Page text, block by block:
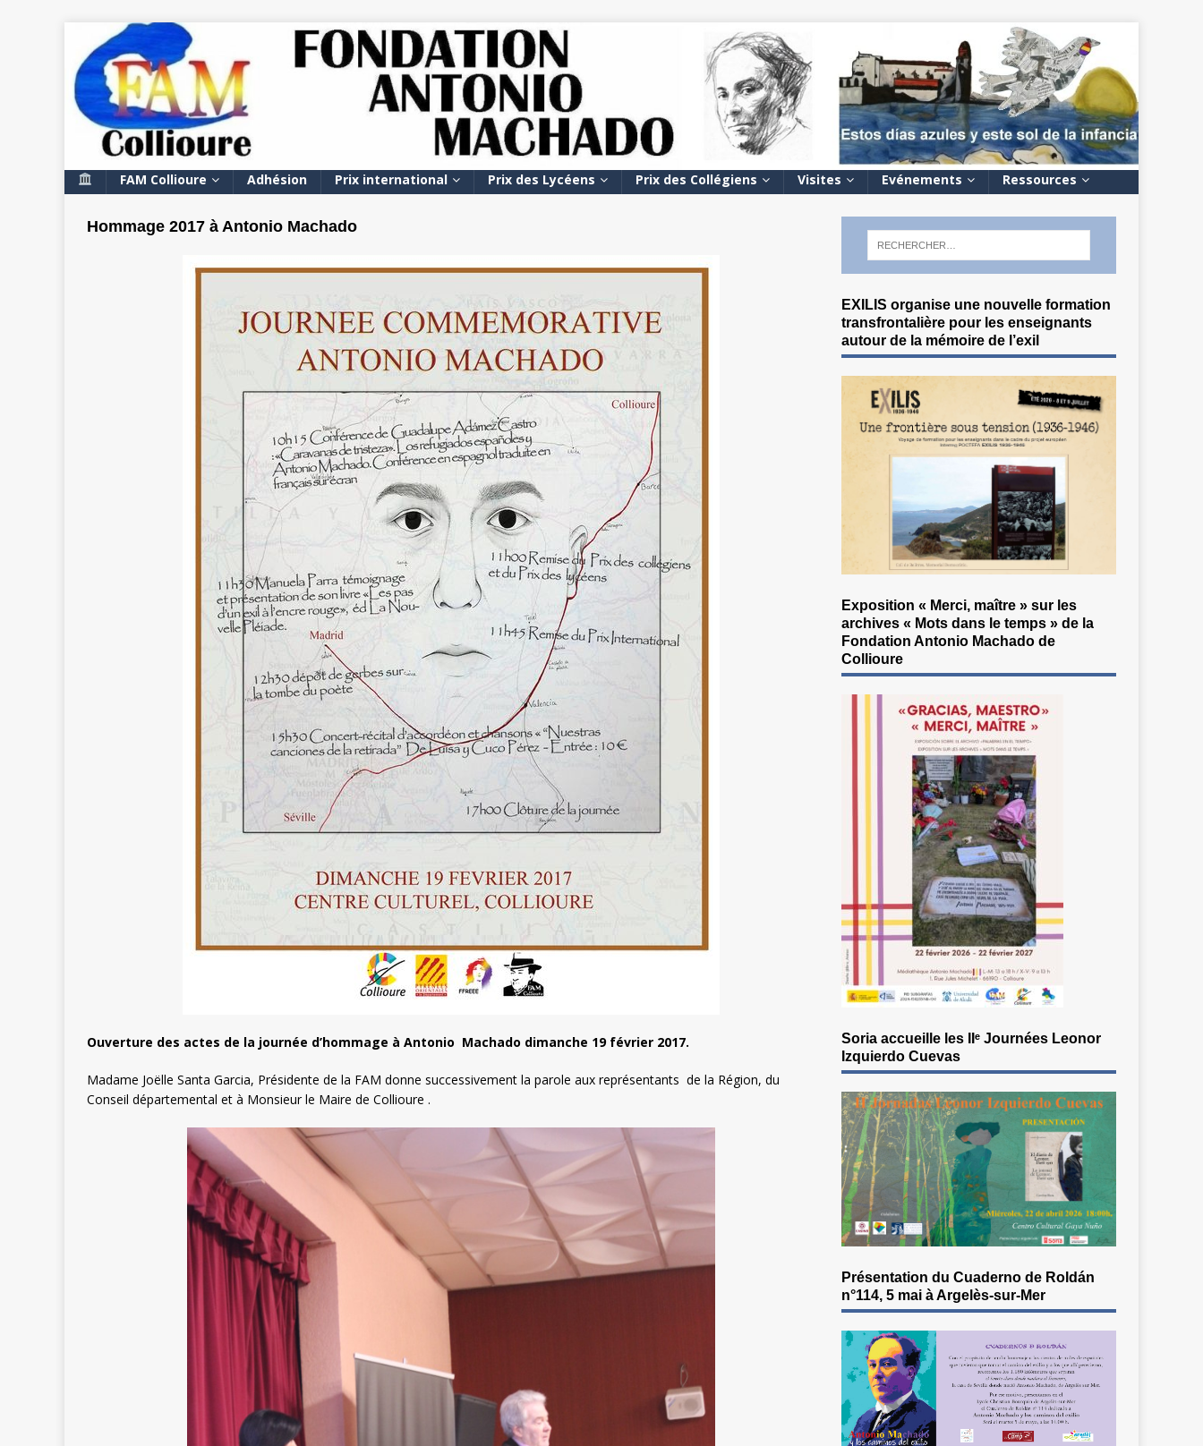
FAM Collioure Adhésion Prix international Prix des Lycéens Prix des Collégiens Visites Evénements Ressources
Hommage 2017 à Antonio Machado
Ouverture des actes de la journée d’hommage à Antonio Machado dimanche 19 février 2017.
Madame Joëlle Santa Garcia, Présidente de la FAM donne successivement la parole aux représentants de la Région, du
Conseil départemental et à Monsieur le Maire de Collioure .
EXILIS organise une nouvelle formation
transfrontalière pour les enseignants
autour de la mémoire de l’exil
Exposition « Merci, maître » sur les
archives « Mots dans le temps » de la
Fondation Antonio Machado de
Collioure
Soria accueille les IIᵉ Journées Leonor
Izquierdo Cuevas
Présentation du Cuaderno de Roldán
n°114, 5 mai à Argelès-sur-Mer